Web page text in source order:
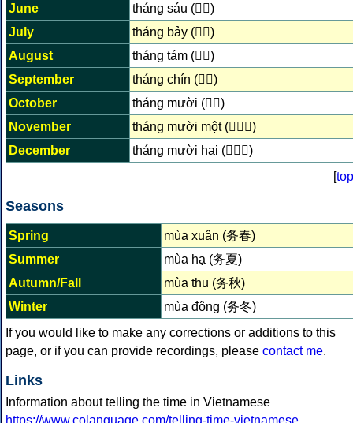
June
tháng sáu (𣎃𦒹)
July
tháng bảy (𣎃𦉱)
August
tháng tám (𣎃𠔭)
September
tháng chín (𣎃𠃩)
October
tháng mười (𣎃𨑮)
November
tháng mười một (𣎃𨑮𠬠)
December
tháng mười hai (𣎃𨑮𠄩)
[top
Seasons
Spring
mùa xuân (务春)
Summer
mùa hạ (务夏)
Autumn/Fall
mùa thu (务秋)
Winter
mùa đông (务冬)
If you would like to make any corrections or additions to this
page, or if you can provide recordings, please contact me.
Links
Information about telling the time in Vietnamese
https://www.colanguage.com/telling-time-vietnamese